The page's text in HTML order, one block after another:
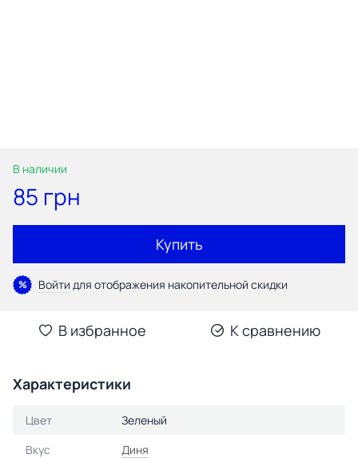
В наличии
85 грн
Купить
% Войти для отображения накопительной скидки
В избранное К сравнению
Характеристики
Цвет
Зеленый
Вкус
Диня